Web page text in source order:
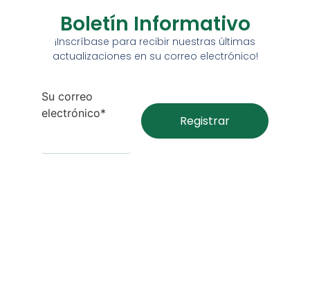
Boletín Informativo
¡Inscríbase para recibir nuestras últimas
actualizaciones en su correo electrónico!
Su correo
electrónico*